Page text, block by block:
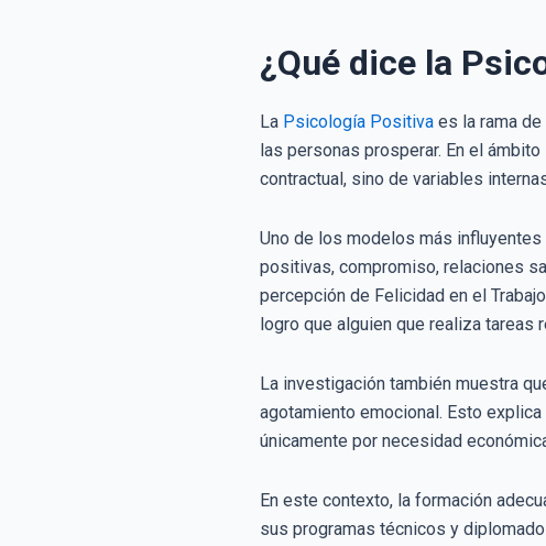
¿Qué dice la
La Psicología Positiva es la rama
las personas prosperar. En el
contractual, sino de variables
Uno de los modelos más
positivas, compromiso, relaciones
percepción de Felicidad en el
logro que alguien que realiza
La investigación también muestra
agotamiento emocional. Esto
únicamente por necesidad
En este contexto, la formación
sus programas técnicos y